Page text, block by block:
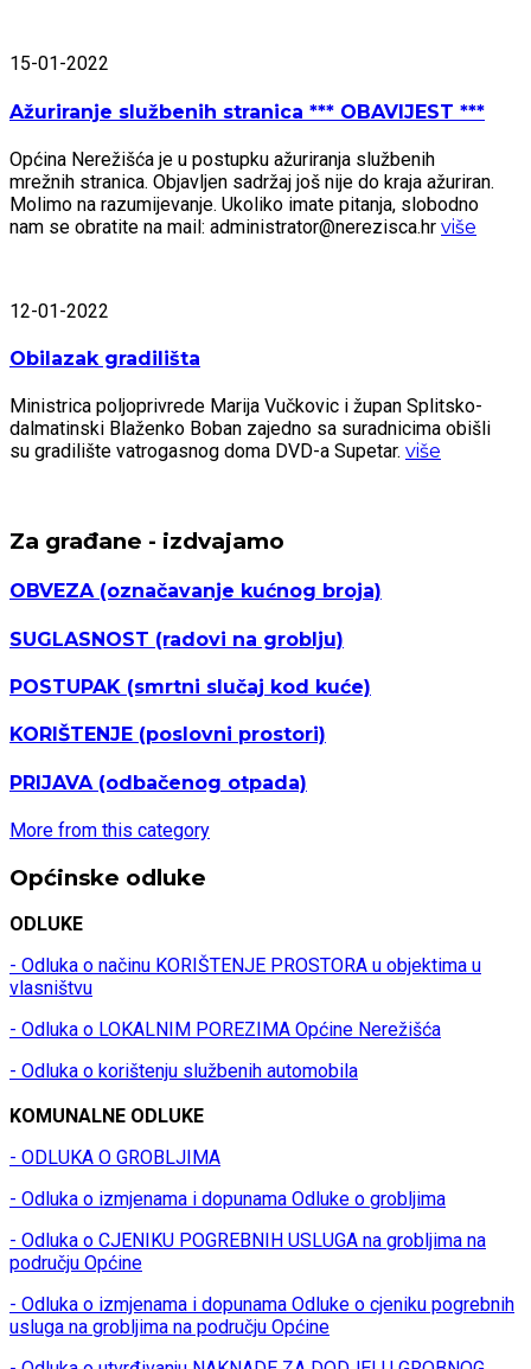
15-01-2022
Ažuriranje službenih stranica *** OBAVIJEST ***
Općina Nerežišća je u postupku ažuriranja službenih
mrežnih stranica. Objavljen sadržaj još nije do kraja ažuriran.
Molimo na razumijevanje. Ukoliko imate pitanja, slobodno
nam se obratite na mail: administrator@nerezisca.hr više
12-01-2022
Obilazak gradilišta
Ministrica poljoprivrede Marija Vučkovic i župan Splitsko-
dalmatinski Blaženko Boban zajedno sa suradnicima obišli
su gradilište vatrogasnog doma DVD-a Supetar. više
Za građane - izdvajamo
OBVEZA(označavanje kućnog broja)
SUGLASNOST (radovi na groblju)
POSTUPAK (smrtni slučaj kod kuće)
KORIŠTENJE (poslovni prostori)
PRIJAVA (odbačenog otpada)
More from this category
Općinske odluke
ODLUKE
- Odluka o načinu KORIŠTENJE PROSTORA u objektima u
vlasništvu
- Odluka o LOKALNIM POREZIMA Općine Nerežišća
- Odluka o korištenju službenih automobila
KOMUNALNE ODLUKE
- ODLUKA O GROBLJIMA
- Odluka o izmjenama i dopunama Odluke o grobljima
- Odluka o CJENIKU POGREBNIH USLUGA na grobljima na
području Općine
- Odluka o izmjenama i dopunama Odluke o cjeniku pogrebnih
usluga na grobljima na području Općine